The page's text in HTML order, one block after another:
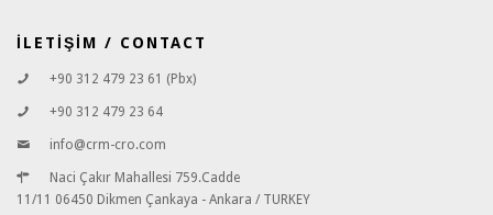
İLETİŞİM / CONTACT
+90 312 479 23 61 (Pbx)
+90 312 479 23 64
info@crm-cro.com
Naci Çakır Mahallesi 759.Cadde
11/11 06450 Dikmen Çankaya - Ankara / TURKEY